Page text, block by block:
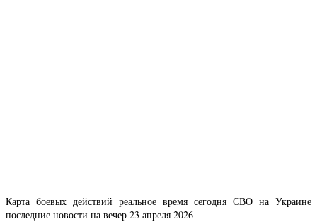
Карта боевых действий реальное время сегодня СВО на Украине
последние новости на вечер 23 апреля 2026